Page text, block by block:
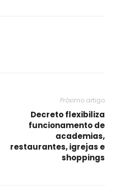
Próximo artigo
Decreto flexibiliza
funcionamento de
academias,
restaurantes, igrejas e
shoppings